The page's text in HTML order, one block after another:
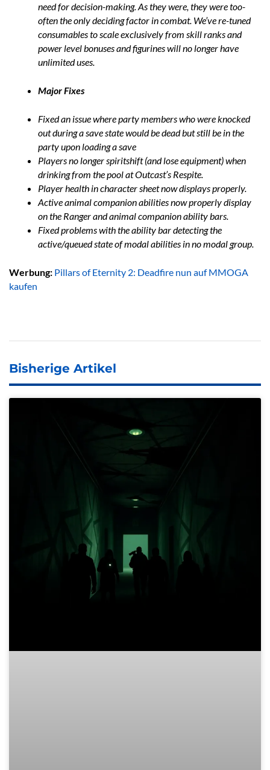
need for decision-making. As they were, they were too-
often the only deciding factor in combat. We’ve re-tuned
consumables to scale exclusively from skill ranks and
power level bonuses and figurines will no longer have
unlimited uses.
Major Fixes
Fixed an issue where party members who were knocked
out during a save state would be dead but still be in the
party upon loading a save
Players no longer spiritshift (and lose equipment) when
drinking from the pool at Outcast’s Respite.
Player health in character sheet now displays properly.
Active animal companion abilities now properly display
on the Ranger and animal companion ability bars.
Fixed problems with the ability bar detecting the
active/queued state of modal abilities in no modal group.
Werbung: Pillars of Eternity 2: Deadfire nun auf MMOGA
kaufen
Bisherige Artikel